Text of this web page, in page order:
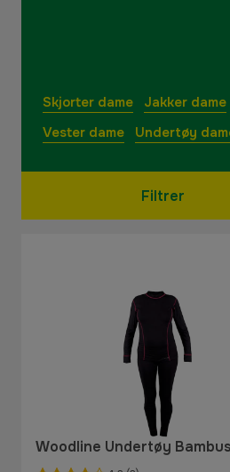
Skjorter dame Jakker dame
Vester dame
Undertøy
Filtrer
Woodline Undertøy